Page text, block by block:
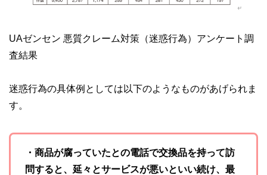
UAゼンセン 悪質クレーム対策（迷惑行為）アンケート調
査結果
迷惑行為の具体例としては以下のようなものがあげられま
す。
・商品が腐っていたとの電話で交換品を持って訪
問すると、延々とサービスが悪いといい続け、最